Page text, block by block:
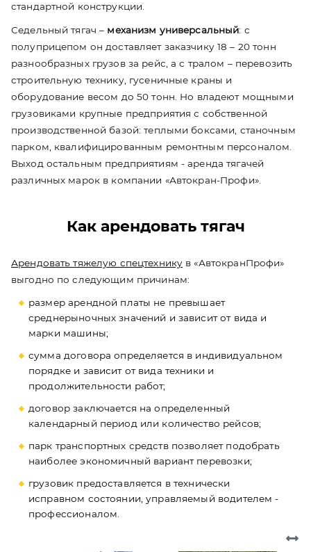
стандартной конструкции.
Седельный тягач – механизм универсальный: с
полуприцепом он доставляет заказчику 18 – 20 тонн
разнообразных грузов за рейс, а с тралом – перевозить
строительную технику, гусеничные краны и
оборудование весом до 50 тонн. Но владеют мощными
грузовиками крупные предприятия с собственной
производственной базой: теплыми боксами, станочным
парком, квалифицированным ремонтным персоналом.
Выход остальным предприятиям - аренда тягачей
различных марок в компании «Автокран-Профи».
Как арендовать тягач
Арендовать тяжелую спецтехнику в «АвтокранПрофи»
выгодно по следующим причинам:
размер арендной платы не превышает
среднерыночных значений и зависит от вида и
марки машины;
сумма договора определяется в индивидуальном
порядке и зависит от вида техники и
продолжительности работ;
договор заключается на определенный
календарный период или количество рейсов;
парк транспортных средств позволяет подобрать
наиболее экономичный вариант перевозки;
грузовик предоставляется в технически
исправном состоянии, управляемый водителем -
профессионалом.